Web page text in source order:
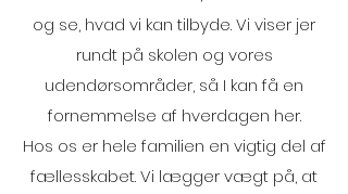
og se, hvad vi kan tilbyde. Vi viser jer
rundt på skolen og vores
udendørsområder, så I kan få en
fornemmelse af hverdagen her.
Hos os er hele familien en vigtig del af
fællesskabet. Vi lægger vægt på, at